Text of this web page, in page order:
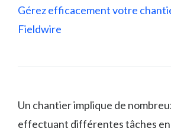
Gérez efficacement votre
Fieldwire
Un chantier implique de
effectuant différentes tâches en